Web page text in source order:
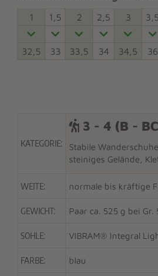
1 1,5 2 2,5 3 3,5
32,5 33 33,5 34 34,5 36
KATEGORIE:
3 - 4 (B -
Stabile
steiniges Gelände,
WEITE: normale bis kräftige
GEWICHT: Paar ca. 525 g bei Gr.
SOHLE: VIBRAM® Integral
FARBE: blau